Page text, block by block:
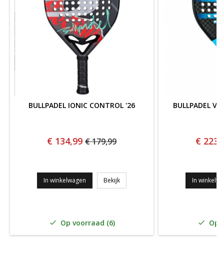
BULLPADEL IONIC CONTROL '26
€ 134,99 € 179,99
In winkelwagen BekijkBULLPADEL IONIC CONTROL '26
 Op voorraad (6)
BULLPADEL
€
In
 Op